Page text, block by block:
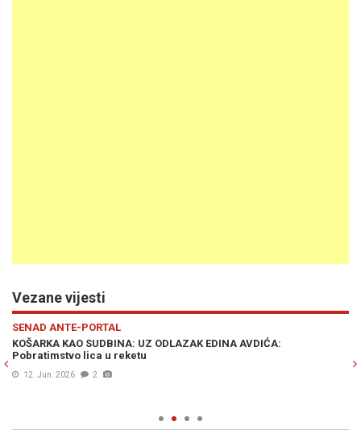
Vezane vijesti
SENAD ANTE-PORTAL
KOŠARKA KAO SUDBINA: UZ ODLAZAK EDINA AVDIĆA:
Pobratimstvo lica u reketu
12. Jun. 2026 2